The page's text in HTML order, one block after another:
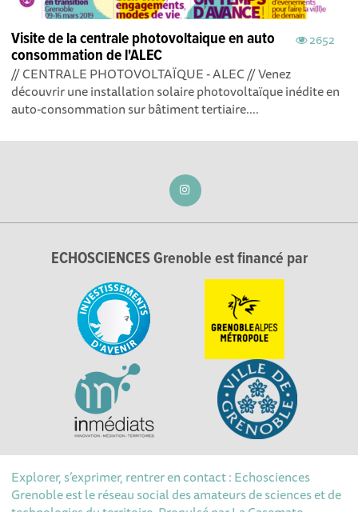
2652
Visite de la centrale photovoltaique en auto
consommation de l'ALEC
// CENTRALE PHOTOVOLTAÏQUE - ALEC // Venez
découvrir une installation solaire photovoltaïque inédite en
auto-consommation sur bâtiment tertiaire....
ECHOSCIENCES Grenoble est financé par
Explorer, s’exprimer, rentrer en contact : Echosciences
Grenoble est le réseau social des amateurs de sciences et de